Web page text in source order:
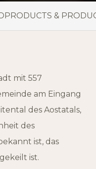
PRODUCTS &
mit 557
am Eingang
des Aostatals,
des
ist, das
ist.